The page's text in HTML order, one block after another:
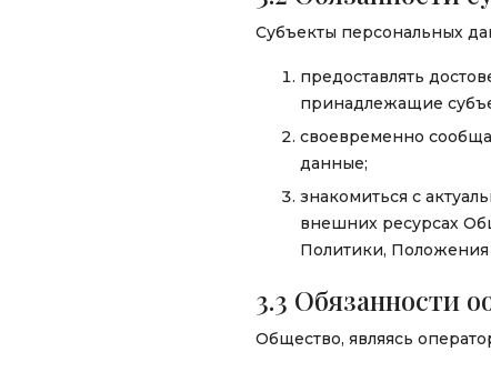
Субъекты персональных
предоставлять
принадлежащие
своевременно
данные;
знакомиться с
внешних ресурсах
Политики,
3.3 Обязанности
Общество, являясь